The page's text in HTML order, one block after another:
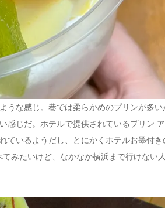
うな感じ。巷では柔らかめのプリンが多い
感じだ。ホテルで提供されているプリン
ているようだし、とにかくホテルお墨付
みたいけど、なかなか横浜まで行けない